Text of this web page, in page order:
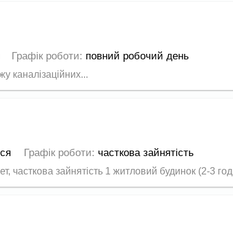
Графік роботи: повний робочий день
каналізаційних...
Графік роботи: часткова зайнятість
зайнятість 1 житловий будинок (2-3